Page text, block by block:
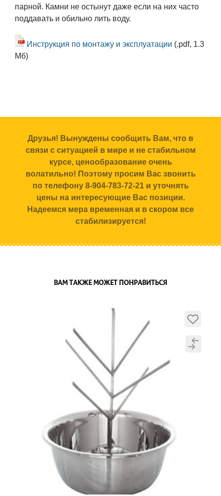
парной. Камни не остынут даже если на них часто
поддавать и обильно лить воду.
Инструкция по монтажу и эксплуатации (.pdf, 1.3
Мб)
Друзья! Вынуждены сообщить Вам, что в
связи с ситуацией в мире и не стабильном
курсе, ценообразование очень
волатильно! Поэтому просим Вас звонить
по телефону 8-904-783-72-21 и уточнять
цены на интересующие Вас позиции.
Надеемся мера временная и в скором все
стабилизируется!
ВАМ ТАКЖЕ МОЖЕТ ПОНРАВИТЬСЯ